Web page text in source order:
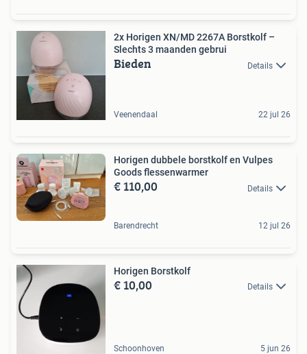
​2x Horigen XN/MD 2267A Borstkolf –
Slechts 3 maanden gebrui
Bieden Details
Veenendaal 22 jul 26
Horigen dubbele borstkolf en Vulpes
Goods flessenwarmer
€ 110,00 Details
Barendrecht 12 jul 26
Horigen Borstkolf
€ 10,00 Details
Schoonhoven 5 jun 26